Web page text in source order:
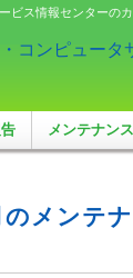
ビス情報センターの
メンテナン
メンテ